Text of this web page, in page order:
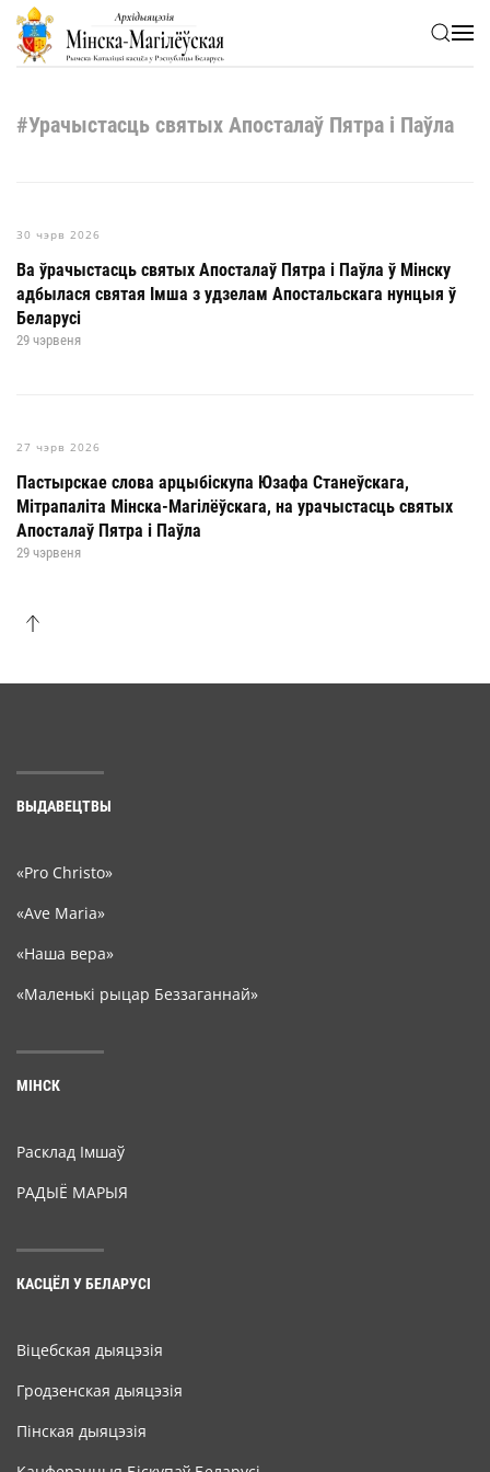
Skip to main content
#Урачыстасць святых Апосталаў Пятра і Паўла
30 чэрв 2026
Ва ўрачыстасць святых Апосталаў Пятра і Паўла ў Мінску
адбылася святая Імша з удзелам Апостальскага нунцыя ў
Беларусі
29 чэрвеня
27 чэрв 2026
Пастырскае слова арцыбіскупа Юзафа Станеўскага,
Мітрапаліта Мінска-Магілёўскага, на урачыстасць святых
Апосталаў Пятра і Паўла
29 чэрвеня
ВЫДАВЕЦТВЫ
«Pro Christo»
«Ave Maria»
«Наша вера»
«Маленькі рыцар Беззаганнай»
МІНСК
Расклад Імшаў
РАДЫЁ МАРЫЯ
КАСЦЁЛ У БЕЛАРУСІ
Віцебская дыяцэзія
Гродзенская дыяцэзія
Пінская дыяцэзія